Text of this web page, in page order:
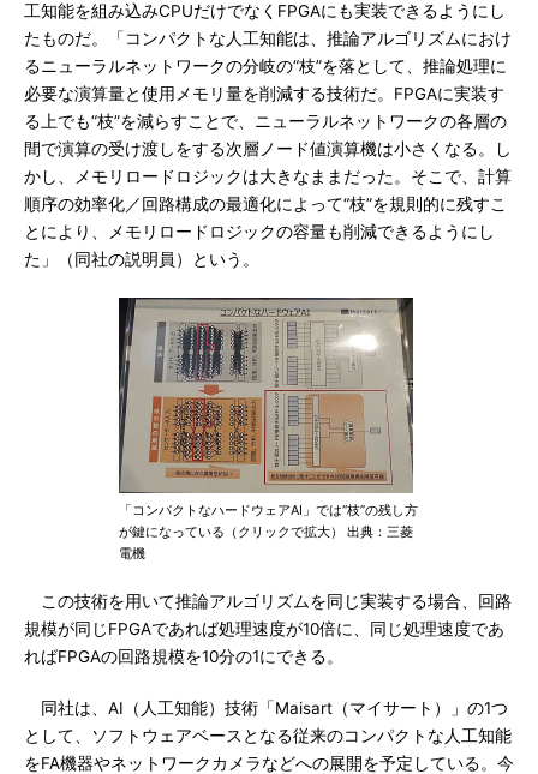
工知能を組み込みCPUだけでなくFPGAにも実装できるようにし
たものだ。「コンパクトな人工知能は、推論アルゴリズムにおけ
るニューラルネットワークの分岐の“枝”を落として、推論処理に
必要な演算量と使用メモリ量を削減する技術だ。FPGAに実装す
る上でも“枝”を減らすことで、ニューラルネットワークの各層の
間で演算の受け渡しをする次層ノード値演算機は小さくなる。し
かし、メモリロードロジックは大きなままだった。そこで、計算
順序の効率化／回路構成の最適化によって“枝”を規則的に残すこ
とにより、メモリロードロジックの容量も削減できるようにし
た」（同社の説明員）という。
「コンパクトなハードウェアAI」では“枝”の残し方
が鍵になっている（クリックで拡大） 出典：三菱
電機
この技術を用いて推論アルゴリズムを同じ実装する場合、回路
規模が同じFPGAであれば処理速度が10倍に、同じ処理速度であ
ればFPGAの回路規模を10分の1にできる。
同社は、AI（人工知能）技術「Maisart（マイサート）」の1つ
として、ソフトウェアベースとなる従来のコンパクトな人工知能
をFA機器やネットワークカメラなどへの展開を予定している。今